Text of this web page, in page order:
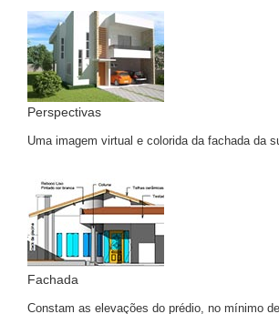
Perspectivas
Uma imagem virtual e colorida da fachada da
Fachada
Constam as elevações do prédio, no mínimo